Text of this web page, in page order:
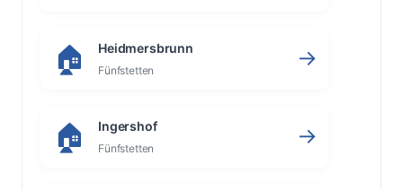
🏠 Heidmersbrunn
Fünfstetten →
🏠 Ingershof
Fünfstetten →